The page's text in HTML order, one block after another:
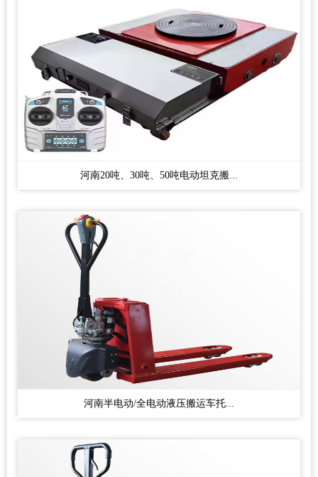
河南20吨、30吨、50吨电动坦克搬...
河南半电动/全电动液压搬运车托...